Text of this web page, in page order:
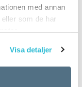
med annan
som de har
Visa detaljer